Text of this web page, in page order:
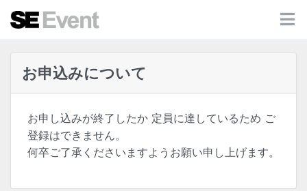
お申込みについて
お申し込みが終了したか 定員に達しているため ご
登録はできません。
何卒ご了承くださいますようお願い申し上げます。